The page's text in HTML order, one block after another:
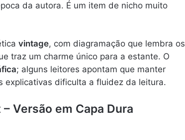
da autora. É um item de nicho muito
vintage, com diagramação que lembra os
traz um charme único para a estante. O
; alguns leitores apontam que manter
explicativas dificulta a fluidez da leitura.
Versão em Capa Dura